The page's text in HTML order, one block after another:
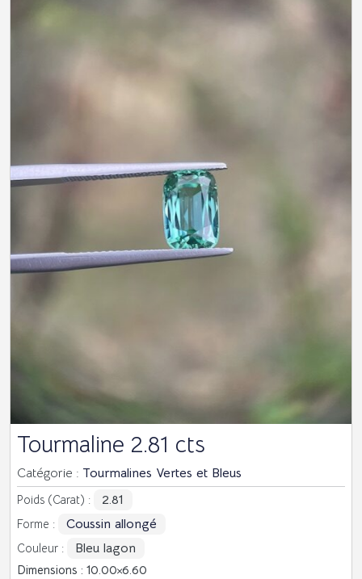
Tourmaline 2.81 cts
Catégorie : Tourmalines Vertes et Bleus
Poids (Carat) : 2.81
Forme : Coussin allongé
Couleur : Bleu lagon
Dimensions : 10.00 6.60